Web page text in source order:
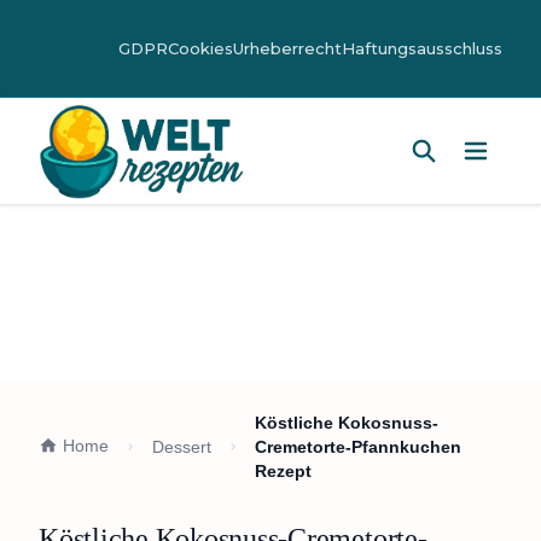
GDPRCookiesUrheberrechtHaftungsausschluss
Home Dessert
Köstliche Kokosnuss-
Cremetorte-Pfannkuchen
Rezept